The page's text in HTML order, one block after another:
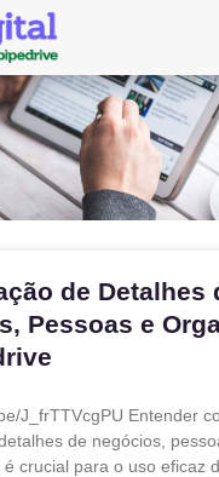
de Detalhes
Pessoas e
J_frTTVcgPU Entender
de negócios,
crucial para o uso eficaz